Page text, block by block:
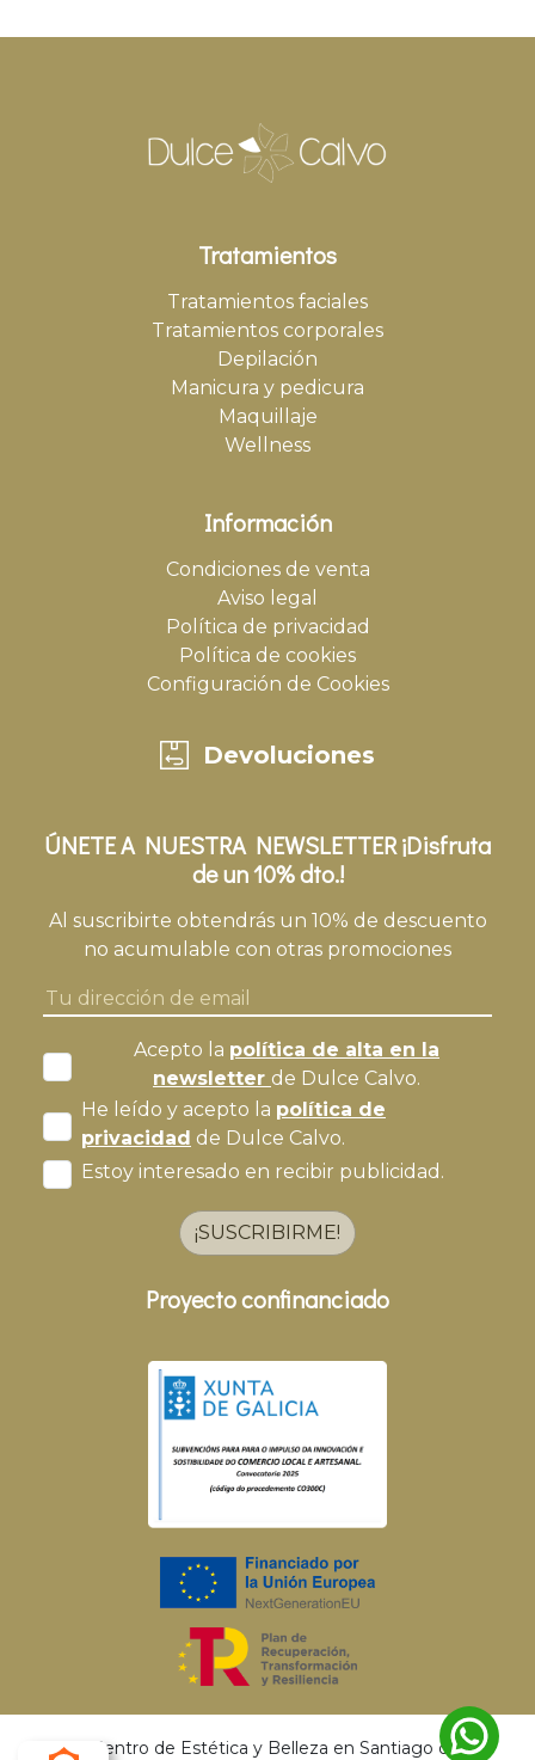
Tratamientos
Tratamientos faciales
Tratamientos corporales
Depilación
Manicura y pedicura
Maquillaje
Wellness
Información
Condiciones de venta
Aviso legal
Política de privacidad
Política de cookies
Configuración de Cookies
Devoluciones
ÚNETE A NUESTRA NEWSLETTER ¡Disfruta
de un 10% dto.!
Al suscribirte obtendrás un 10% de descuento
no acumulable con otras promociones
Acepto la política de alta en la
newsletter de Dulce Calvo.
He leído y acepto la política de
privacidad de Dulce Calvo.
Estoy interesado en recibir publicidad.
¡SUSCRIBIRME!
Proyecto confinanciado
© 2026 Centro de Estética y Belleza en Santiago de